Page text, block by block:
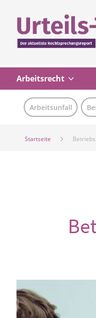
Arbeitsrecht
Arbeitsunfall
Startseite